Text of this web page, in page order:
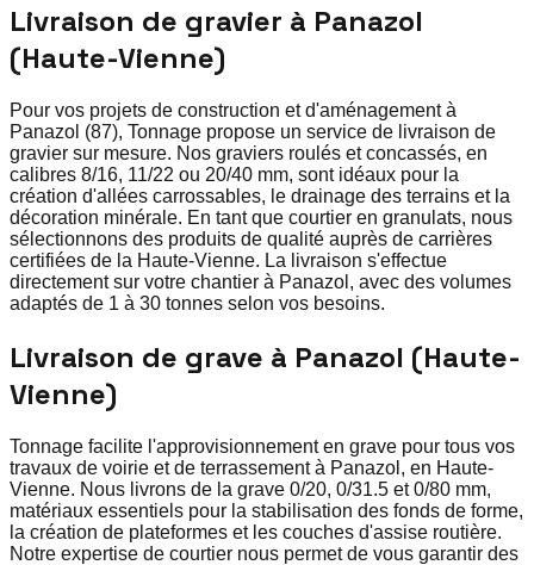
Livraison de gravier à Panazol
(Haute-Vienne)
Pour vos projets de construction et d'aménagement à
Panazol (87), Tonnage propose un service de livraison de
gravier sur mesure. Nos graviers roulés et concassés, en
calibres 8/16, 11/22 ou 20/40 mm, sont idéaux pour la
création d'allées carrossables, le drainage des terrains et la
décoration minérale. En tant que courtier en granulats, nous
sélectionnons des produits de qualité auprès de carrières
certifiées de la Haute-Vienne. La livraison s'effectue
directement sur votre chantier à Panazol, avec des volumes
adaptés de 1 à 30 tonnes selon vos besoins.
Livraison de grave à Panazol (Haute-
Vienne)
Tonnage facilite l'approvisionnement en grave pour tous vos
travaux de voirie et de terrassement à Panazol, en Haute-
Vienne. Nous livrons de la grave 0/20, 0/31.5 et 0/80 mm,
matériaux essentiels pour la stabilisation des fonds de forme,
la création de plateformes et les couches d'assise routière.
Notre expertise de courtier nous permet de vous garantir des